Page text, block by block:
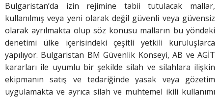
Bulgaristan’da izin rejimine tabii tutulacak mallar,
kullanılmış veya yeni olarak değil güvenli veya güvensiz
olarak ayrılmakta olup söz konusu malların bu yöndeki
denetimi ülke içerisindeki çeşitli yetkili kuruluşlarca
yapılıyor. Bulgaristan BM Güvenlik Konseyi, AB ve AGİT
kararları ile uyumlu bir şekilde silah ve silahlara ilişkin
ekipmanın satış ve tedariğinde yasak veya gözetim
uygulamakta ve ayrıca silah ve muhtemel ikili kullanımı